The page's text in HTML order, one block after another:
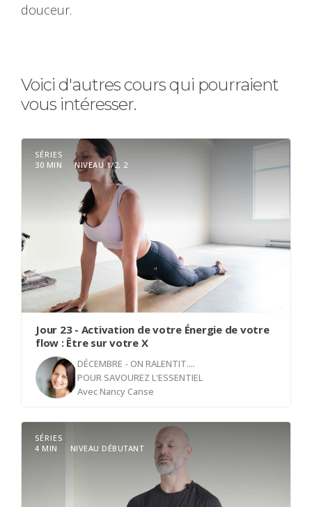
douceur.
Voici d'autres cours qui pourraient
vous intéresser.
SÉRIES
30 MIN
NIVEAU 1/2, 2
Jour 23 - Activation de votre Énergie de votre
flow : Être sur votre X
DÉCEMBRE - ON RALENTIT....
POUR SAVOUREZ L'ESSENTIEL
AvecNancy Canse
Bienvenue sur votre tapis pour cette exploration
de Vyana Vayu, cette énergie subtile qui circule à
travers tout notre corps comme un chef
d'orchestre harmonisant chaque partie de notre
SÉRIES
4 MIN
NIVEAU DÉBUTANT